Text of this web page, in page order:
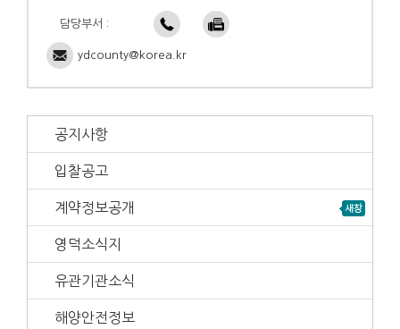
담당부서 :
ydcounty@korea.kr
공지사항
입찰공고
계약정보공개
영덕소식지
유관기관소식
해양안전정보